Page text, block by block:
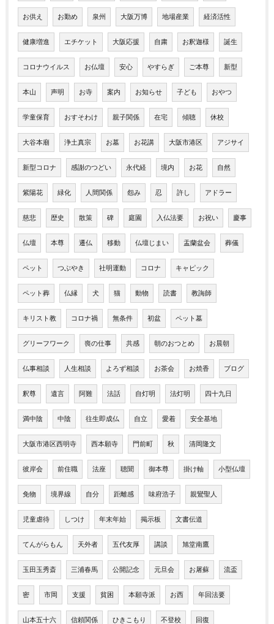
お供え お勤め 泉州 大阪万博 地場産業 経済活性
健康増進 エチケット 大阪応援 自粛 お釈迦様 誕生
コロナウイルス お仏壇 安心 やすらぎ ご本尊 新型
本山 声明 お寺 案内 お知らせ 子ども おやつ
学童保育 おすそわけ 親子関係 在宅 傾聴 休校
大谷本廟 浄土真宗 お墓 お花講 大阪市港区 アジサイ
新型コロナ 感謝のつどい 永代経 境内 お花 自然
紫陽花 緑化 人間関係 怨み 忍 許し アドラー
慈悲 歴史 散策 碑 庭園 入仏法要 お祝い 慶事
仏壇 本尊 遷仏 移動 仏壇じまい 盂蘭盆会 葬儀
ペット つぶやき 社明運動 コロナ キャピック
ペット葬 仏縁 犬 猫 動物 読書 教誨師
キリスト教 コロナ禍 無条件 初盆 ペット墓
グリーフワーク 喪の仕事 共感 朝のおつとめ お晨朝
仏事相談 人生相談 よろず相談 お茶会 お焼香 ブログ
釈尊 遺言 阿難 法話 自灯明 法灯明 四十九日
満中陰 中陰 往生即成仏 自立 愛着 安全基地
大阪市港区西明寺 西本願寺 門前町 秋 清岡隆文
彼岸会 前住職 法座 聴聞 御本尊 掛け軸 小型仏壇
免物 境界線 自分 距離感 味府浩子 親鸞聖人
児童虐待 しつけ 年末年始 掲示板 文書伝道
てんがらもん 天外者 五代友厚 講談 旭堂南鷹
玉田玉秀斎 三浦春馬 公開記念 元旦会 お屠蘇 流盃
密 市岡 支援 貧困 本願寺派 お西 年回法要
山本五十六 信頼関係 ひきこもり 不登校 回復